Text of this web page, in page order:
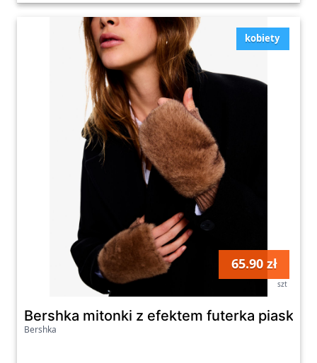
kobiety
65.90 zł
szt
Bershka mitonki z efektem futerka
Bershka